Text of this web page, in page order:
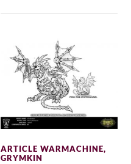
ARTICLE WARMACHINE,
GRYMKIN